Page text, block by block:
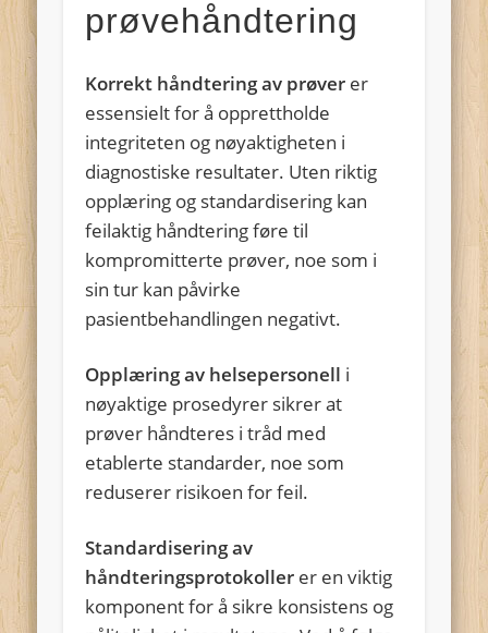
prøvehåndtering
Korrekt håndtering av prøver er
essensielt for å opprettholde
integriteten og nøyaktigheten i
diagnostiske resultater. Uten riktig
opplæring og standardisering kan
feilaktig håndtering føre til
kompromitterte prøver, noe som i
sin tur kan påvirke
pasientbehandlingen negativt.
Opplæring av helsepersonell i
nøyaktige prosedyrer sikrer at
prøver håndteres i tråd med
etablerte standarder, noe som
reduserer risikoen for feil.
Standardisering av
håndteringsprotokoller er en viktig
komponent for å sikre konsistens og